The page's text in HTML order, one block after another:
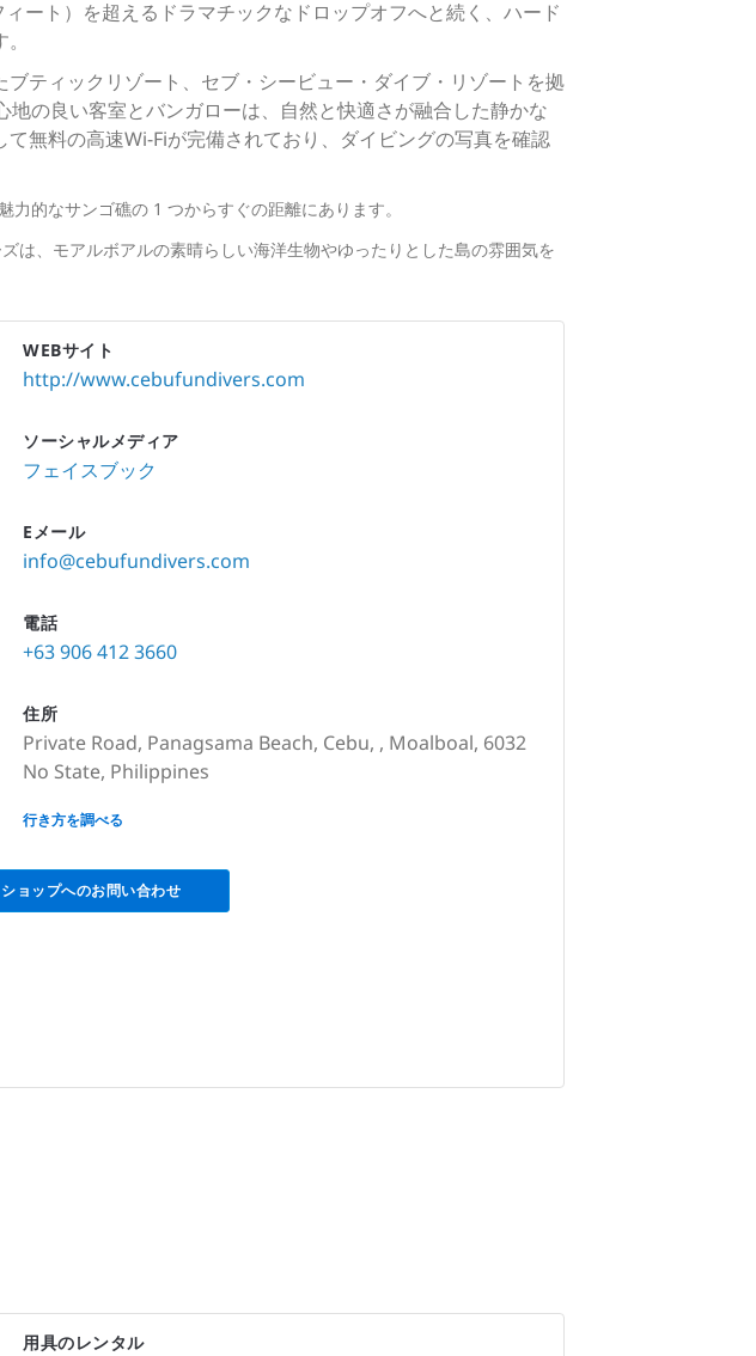
ート）を超えるドラマチックなドロップオフへと続く、ハード
ティックリゾート、セブ・シービュー・ダイブ・リゾートを拠
の良い客室とバンガローは、自然と快適さが融合した静かな
無料の高速Wi-Fiが完備されており、ダイビングの写真を確認
的なサンゴ礁の 1 つからすぐの距離にあります。
は、モアルボアルの素晴らしい海洋生物やゆったりとした島の雰囲気を
WEBサイト
http://www.cebufundivers.com
ソーシャルメディア
フェイスブック
Eメール
info@cebufundivers.com
電話
+63 906 412 3660
住所
Private Road, Panagsama Beach, Cebu, , Moalboal, 6032
No State, Philippines
None
行き方を調べる
ショップへのお問い合わせ
用具のレンタル